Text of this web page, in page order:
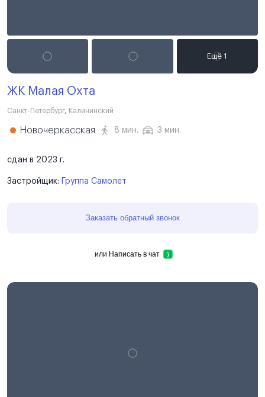
ЖК Малая Охта
Санкт-Петербург, Калининский
Новочеркасская 8 мин. 3 мин.
сдан в 2023 г.
Застройщик: Группа Самолет
Заказать обратный звонок
или Написать в чат